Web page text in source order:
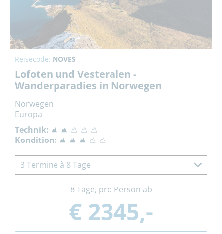
Reisecode: NOVES
Lofoten und Vesteralen -
Wanderparadies in Norwegen
Norwegen
Europa
Technik:
Kondition:
3 Termine à 8 Tage
8 Tage, pro Person ab
€ 2345,-